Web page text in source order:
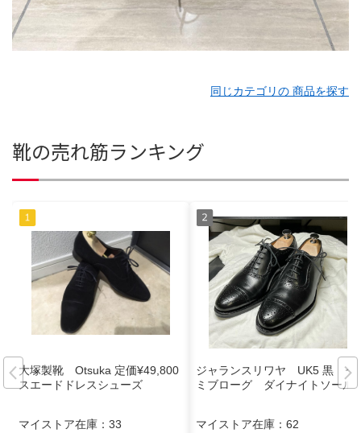
同じカテゴリの 商品を探す
靴の売れ筋ランキング
大塚製靴 Otsuka 定価¥49,800
スエードドレスシューズ
マイストア在庫： 33
ジャランスリワヤ UK5 黒 セ
ミブローグ ダイナイトソール
マイストア在庫： 62